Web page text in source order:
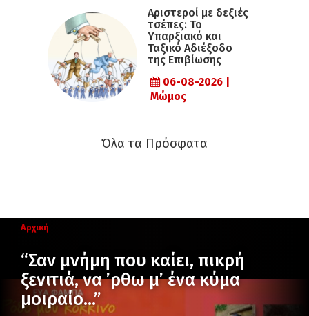
Αριστεροί με δεξιές
τσέπες: Το
Υπαρξιακό και
Ταξικό Αδιέξοδο
της Επιβίωσης
06-08-2026 |
Μώμος
Όλα τα Πρόσφατα
Αρχική
“Σαν μνήμη που καίει, πικρή
ξενιτιά, να ’ρθω μ’ ένα κύμα
μοιραίο…”